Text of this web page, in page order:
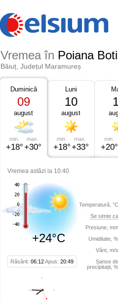
Vremea în Poiana
Băiuț, Județul Maramureș
Duminică
09
august
min.
+18°
max.
+30°
Luni
10
august
min.
+18°
max.
+33°
min.
+20°
Vremea astăzi la 10:40
+24°C
Răsărit: 06:12Apus: 20:49
Temperatură, °C
Se simte ca
Presiune, mm
Umiditate, %
Vânt, m/s
Șanse de
precipitații, %